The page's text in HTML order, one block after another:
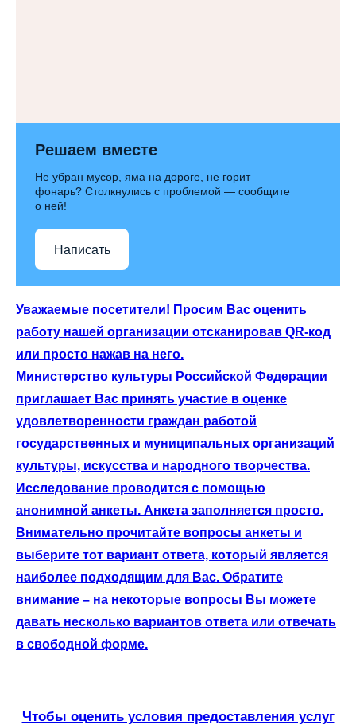
Решаем вместе
Не убран мусор, яма на дороге, не горит
фонарь? Столкнулись с проблемой — сообщите
о ней!
Написать
Уважаемые посетители! Просим Вас оценить
работу нашей организации отсканировав QR-код
или просто нажав на него.
Министерство культуры Российской Федерации
приглашает Вас принять участие в оценке
удовлетворенности граждан работой
государственных и муниципальных организаций
культуры, искусства и народного творчества.
Исследование проводится с помощью
анонимной анкеты. Анкета заполняется просто.
Внимательно прочитайте вопросы анкеты и
выберите тот вариант ответа, который является
наиболее подходящим для Вас. Обратите
внимание – на некоторые вопросы Вы можете
давать несколько вариантов ответа или отвечать
в свободной форме.
Чтобы оценить условия предоставления услуг